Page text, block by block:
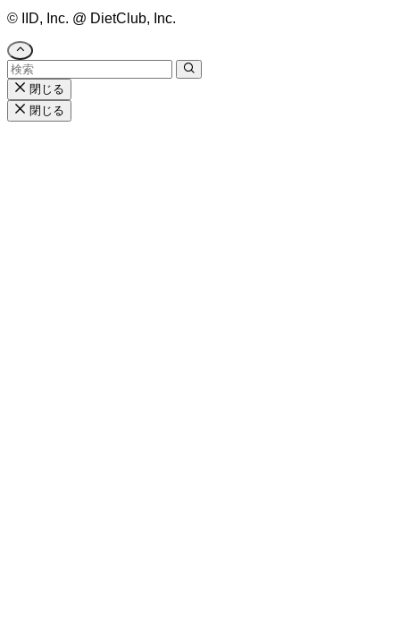
© IID, Inc. @ DietClub, Inc.
閉じる
閉じる